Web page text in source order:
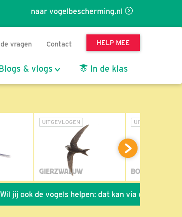
naar vogelbescherming.nl
vragen Contact HELP MEE
& vlogs In de klas
UITGEVLOGEN
GIERZWALUW
UITGEVLOGEN
BOSUIL
ook de vogels helpen: dat kan via de link!